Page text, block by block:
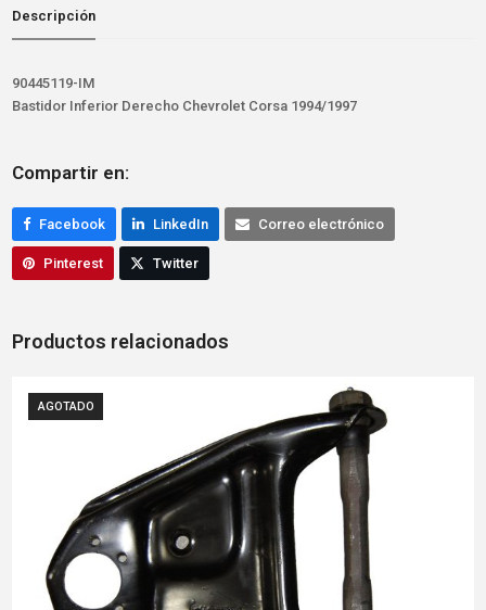
Descripción
90445119-IM
Bastidor Inferior Derecho Chevrolet Corsa 1994/1997
Compartir en:
Facebook LinkedIn Correo electrónico
Pinterest Twitter
Productos relacionados
AGOTADO